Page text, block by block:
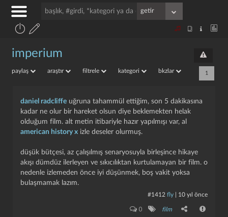
imperium
paylaş araştır filtrele kategori bkzlar 1
daniel radcliffe uğruna tahammül ettiğim, son 5 dakikasına
kadar ne olur bir hareket olsun diye beklemekten helak
olduğum film. alt metin itibariyle hazır yapılmışı var, al
american history x izle deseler olurmuş.
düşük bütçesi, az çalışılmış senaryosuyla birleşince hikaye
akışı dümdüz ilerleyen ve sıkıcılıktan kurtulamayan bir film. o
nedenle izlemeden önce iyi düşünmek, boş vakit yoksa
bulaşmamak lazım.
#1412 fly 10 yıl önce
0 film